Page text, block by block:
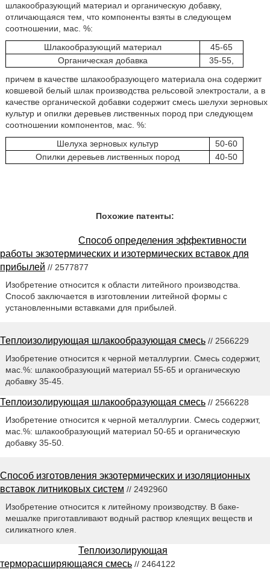
шлакообразующий материал и органическую добавку,
отличающаяся тем, что компоненты взяты в следующем
соотношении, мас. %:
Шлакообразующий материал
45-65
Органическая добавка
35-55,
причем в качестве шлакообразующего материала она содержит
ковшевой белый шлак производства рельсовой электростали, а в
качестве органической добавки содержит смесь шелухи зерновых
культур и опилки деревьев лиственных пород при следующем
соотношении компонентов, мас. %:
Шелуха зерновых культур
50-60
Опилки деревьев лиственных пород
40-50
Похожие патенты:
Способ определения эффективности
работы экзотермических и изотермических вставок для
прибылей // 2577877
Изобретение относится к области литейного производства.
Способ заключается в изготовлении литейной формы с
установленными вставками для прибылей.
Теплоизолирующая шлакообразующая смесь // 2566229
Изобретение относится к черной металлургии. Смесь содержит,
мас.%: шлакообразующий материал 55-65 и органическую
добавку 35-45.
Теплоизолирующая шлакообразующая смесь // 2566228
Изобретение относится к черной металлургии. Смесь содержит,
мас.%: шлакообразующий материал 50-65 и органическую
добавку 35-50.
Способ изготовления экзотермических и изоляционных
вставок литниковых систем // 2492960
Изобретение относится к литейному производству. В баке-
мешалке приготавливают водный раствор клеящих веществ и
силикатного клея.
Теплоизолирующая
терморасширяющаяся смесь // 2464122